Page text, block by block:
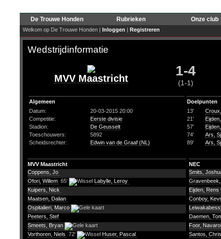
De Trouwe Honden Rubrieken Onze club
Welkom op De Trouwe Honden | Inloggen | Registreren
Wedstrijdinformatie
MVV Maastricht 1-4
(1-1)
Algemeen
Datum:
20-03-2015 20:00
Competitie:
Eerste divisie
Stadion:
De Geusselt
Toeschouwers:
5892
Scheidsrechter:
Edwin van de Graaf (NL)
Doelpunten
13'
21'
57'
74'
Ars,
89'
Ars,
MVV Maastricht
NEC
Coppens, Jo
Ofori, Willem 65'
Labylle, Leroy
Kuipers, Nick
Maatsen, Dalian
Ospitalieri, Marco
Peeters, Stef
Smeets, Bryan
Vorthoren, Niels 72'
Huser, Pascal
Smits,
Eijden, Rens
Conboy,
Daemen,
Foor,
Santos,